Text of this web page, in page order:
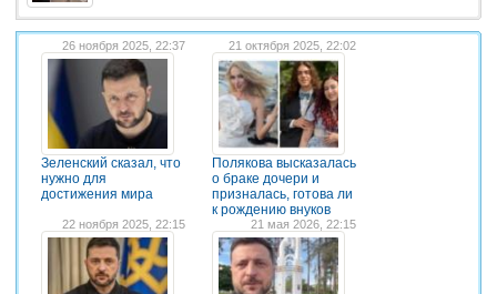
26 ноября 2025, 22:37
Зеленский сказал, что
нужно для
достижения мира
21 октября 2025, 22:02
Полякова высказалась
о браке дочери и
призналась, готова ли
к рождению внуков
22 ноября 2025, 22:15 21 мая 2026, 22:15